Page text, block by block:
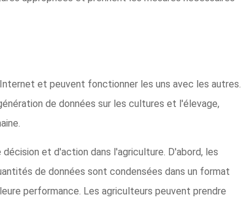
et peuvent fonctionner les uns avec les autres.
de données sur les cultures et l'élevage,
et d'action dans l'agriculture. D'abord, les
de données sont condensées dans un format
performance. Les agriculteurs peuvent prendre